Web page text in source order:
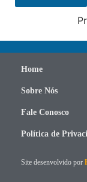
Home
Sobre Nós
Fale Conosco
Política de
Site desenvolvido por